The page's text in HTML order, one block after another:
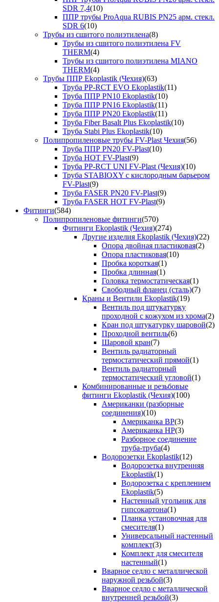
SDR 7,4(10)
ППР трубы ProAqua RUBIS PN25 арм. стекл.
SDR 6(10)
Трубы из сшитого полиэтилена(8)
Трубы из сшитого полиэтилена FV
THERM(4)
Трубы из сшитого полиэтилена MIANO
THERM(4)
Трубы ППР Ekoplastik (Чехия)(63)
Труба PP-RCT EVO Ekoplastik(11)
Труба ППР PN10 Ekoplastik(10)
Труба ППР PN16 Ekoplastik(11)
Труба ППР PN20 Ekoplastik(11)
Труба Fiber Basalt Plus Ekoplastik(10)
Труба Stabi Plus Ekoplastik(10)
Полипропиленовые трубы FV-Plast Чехия(56)
Труба ППР PN20 FV-Plast(10)
Труба HOT FV-Plast(9)
Труба PP-RCT UNI FV-Plast (Чехия)(10)
Труба STABIOXY с кислородным барьером
FV-Plast(9)
Труба FASER PN20 FV-Plast(9)
Труба FASER HOT FV-Plast(9)
Фитинги(584)
Полипропиленовые фитинги(570)
Фитинги Ekoplastik (Чехия)(274)
Другие изделия Ekoplastik (Чехия)(22)
Опора двойная пластиковая(2)
Опора пластиковая(10)
Пробка короткая(1)
Пробка длинная(1)
Головка термостатическая(1)
Свободный фланец (сталь)(7)
Краны и Вентили Ekoplastik(19)
Вентиль под штукатурку
проходной с кожухом из хрома(2)
Кран под штукатурку шаровой(2)
Проходной вентиль(6)
Шаровой кран(7)
Вентиль радиаторный
термостатический прямой(1)
Вентиль радиаторный
термостатический угловой(1)
Комбинированные и резьбовые
фитинги Ekoplastik (Чехия)(100)
Американки (разборные
соединения)(10)
Американка ВР(3)
Американка НР(3)
Разборное соединение
труба-труба(4)
Водорозетки Ekoplastik(12)
Водорозетка внутренняя
Ekoplastik(1)
Водорозетка с креплением
Ekoplastik(5)
Настенный угольник для
гипсокартона(1)
Планка установочная для
смесителя(1)
Универсальный настенный
комплект(3)
Комплект для смесителя
настенный(1)
Вварное седло с металлической
наружной резьбой(3)
Вварное седло с металлической
внутренней резьбой(3)